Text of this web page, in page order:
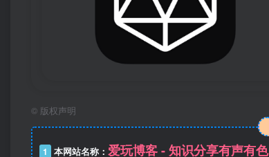
© 版权声明
1 本网站名称： 爱玩博客 - 知识分享有声有色